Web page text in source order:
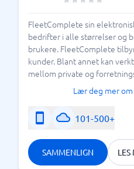
FleetComplete sin
bedrifter i alle størrelser og
brukere. FleetComplete
kunder. Blant annet kan
mellom private og
Lær deg mer
101-500+
SAMMENLIGN LES